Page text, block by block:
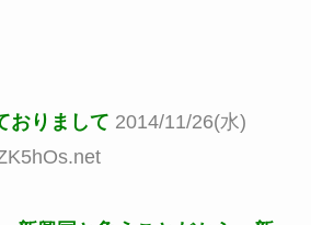
おりまして 2014/11/26(水)